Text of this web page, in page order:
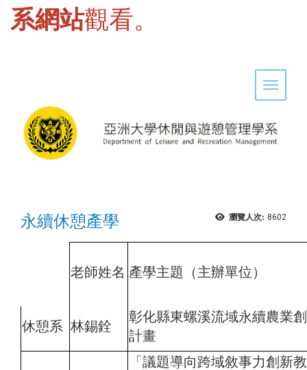
系網站觀看。
Toggle
瀏覽人次: 8602
永續休憩產學
老師姓名 產學主題（主辦單位）
休憩系 林錫銓
彰化縣東螺溪流域永續農業
計畫
「議題導向跨域敘事力創新